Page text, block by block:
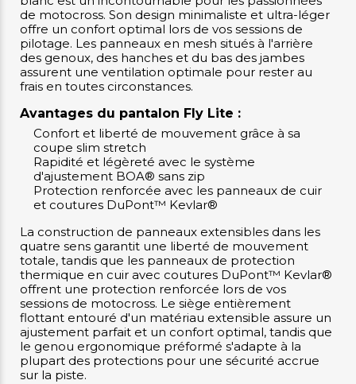
de motocross. Son design minimaliste et ultra-léger
offre un confort optimal lors de vos sessions de
pilotage. Les panneaux en mesh situés à l'arrière
des genoux, des hanches et du bas des jambes
assurent une ventilation optimale pour rester au
frais en toutes circonstances.
Avantages du pantalon Fly Lite :
Confort et liberté de mouvement grâce à sa
coupe slim stretch
Rapidité et légèreté avec le système
d'ajustement BOA® sans zip
Protection renforcée avec les panneaux de cuir
et coutures DuPont™ Kevlar®
La construction de panneaux extensibles dans les
quatre sens garantit une liberté de mouvement
totale, tandis que les panneaux de protection
thermique en cuir avec coutures DuPont™ Kevlar®
offrent une protection renforcée lors de vos
sessions de motocross. Le siège entièrement
flottant entouré d'un matériau extensible assure un
ajustement parfait et un confort optimal, tandis que
le genou ergonomique préformé s'adapte à la
plupart des protections pour une sécurité accrue
sur la piste.